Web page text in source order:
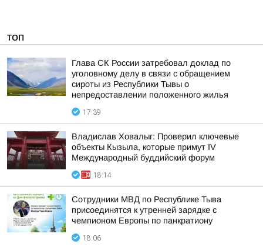
ТОП
Глава СК России затребовал доклад по
уголовному делу в связи с обращением
сироты из Республики Тывы о
непредоставлении положенного жилья
17:39
Владислав Ховалыг: Проверил ключевые
объекты Кызыла, которые примут IV
Международный буддийский форум
18:14
Сотрудники МВД по Республике Тыва
присоединятся к утренней зарядке с
чемпионом Европы по панкратиону
18:06